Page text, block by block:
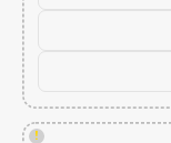
!